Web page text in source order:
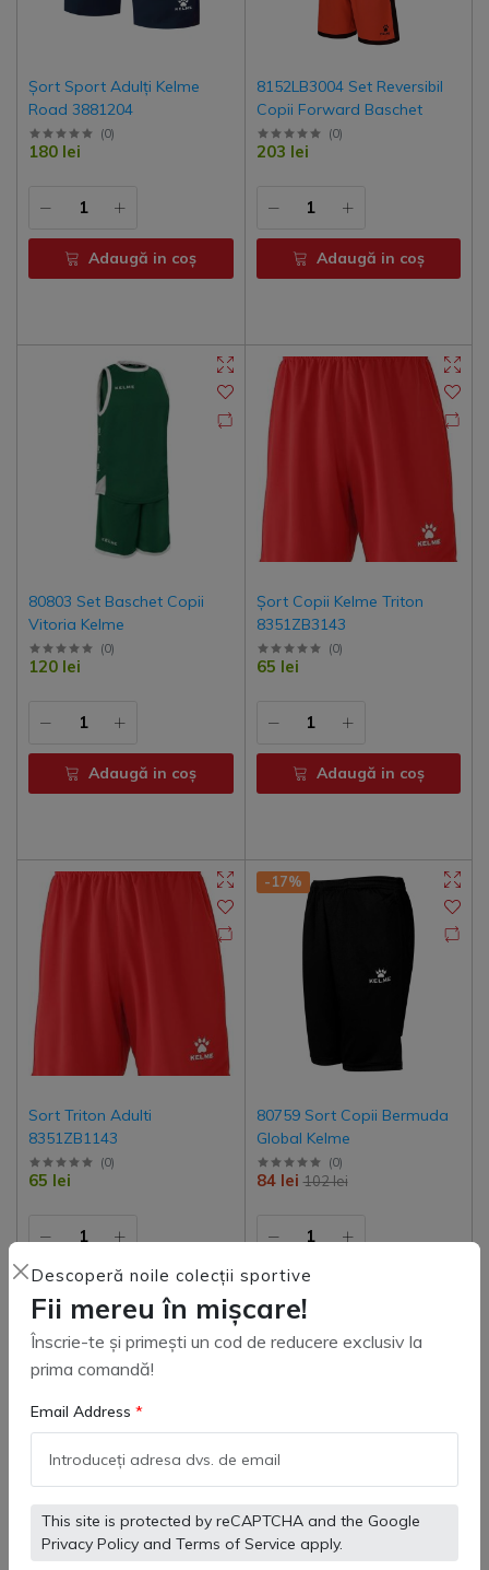
Descoperă noile colecții sportive
Fii mereu în mișcare!
Înscrie-te și primești un cod de reducere exclusiv la
prima comandă!
Email Address
This site is protected by reCAPTCHA and the Google
Privacy Policy and Terms of Service apply.
Șort Sport Adulți Kelme
Road 3881204
(0)
180 lei
Adaugă in coş
8152LB3004 Set Reversibil
Copii Forward Baschet
(0)
203 lei
Adaugă in coş
80803 Set Baschet Copii
Vitoria Kelme
(0)
120 lei
Adaugă in coş
Șort Copii Kelme Triton
8351ZB3143
(0)
65 lei
Adaugă in coş
Sort Triton Adulti
8351ZB1143
(0)
65 lei
Adaugă in coş
-17%
80759 Sort Copii Bermuda
Global Kelme
(0)
102 lei
84 lei